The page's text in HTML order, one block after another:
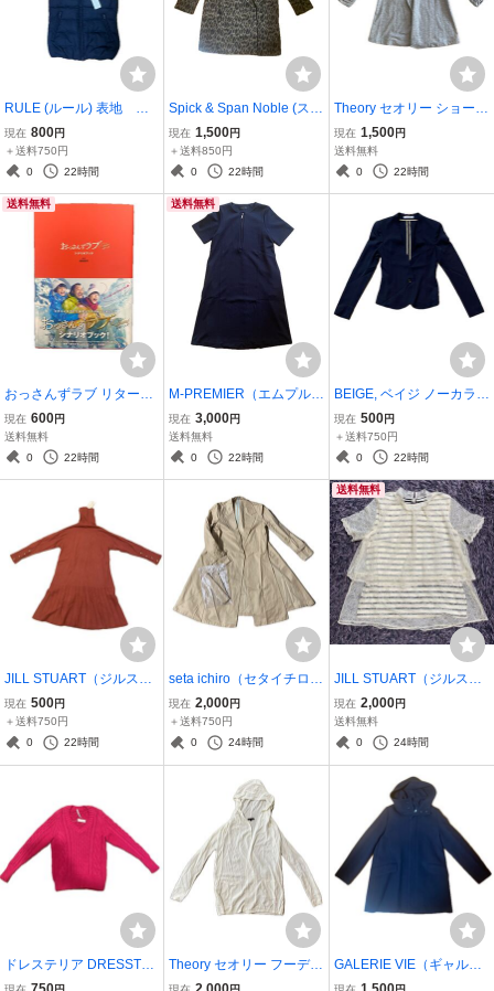
RULE (ルール) 表地 毛1
00% ダウンベスト 黒 無
地 中わた：ダウン8
0％・フェザー20％ Sサ
タグ付き
現在 800円
＋送料750円
0
22時間
Spick & Span Noble (スピ
ック＆スパン ノーブル)
コート ヒョウ柄 Sサイ
ズ ウールコート アウ
現在 1,500円
＋送料850円
0
22時間
Theory セオリー ショール
カラー カーディガン グレ
ー 薄いシミあり Ｓサ
イズ
現在 1,500円
送料無料
0
22時間
送料無料
おっさんずラブ リターン
ズ シナリオブック 徳尾浩
司 脚本 田中圭 少々削
れあり 定価1,800円＋税
現在 600円
送料無料
0
22時間
送料無料
M-PREMIER（エムプルミ
エ） ワンピース XS 34
サイズ ロングワンピー
ス タグ付き 試着のみ
現在 3,000円
送料無料
0
22時間
BEIGE, ベイジ ノーカラー
ジャケット 紺 ネイビー 左
側ポケット内側切り取り
ありのためポケット使用
ッド付き
現在 500円
＋送料750円
0
22時間
JILL STUART（ジルスチ
ュアート）ニットドレ
ス タートルネック 薄
手ニットワンピース M
現在 500円
＋送料750円
0
22時間
seta ichiro（セタイチロ
ウ）ベージュ スプリング
コート トレンチコート レ
ディース ベルト付 サ
現在 2,000円
＋送料750円
0
24時間
送料無料
JILL STUART（ジルスチ
ュアート）レース ボー
ダー柄 ブラウス 半袖 Ｍ
サイズ 試着のみ シース
現在 2,000円
送料無料
0
24時間
ドレステリア DRESSTER
IOR 長袖セーター ニッ
Theory セオリー フーディ
ニット ロング カーディガ
GALERIE VIE（ギャルリ
ー・ヴィー）コート ウ